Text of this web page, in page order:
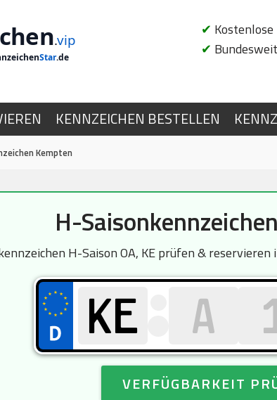
.vip
Star.de
✔
✔
KENNZEICHEN BESTELLEN
Kempten
H-
H-Saison OA, KE prüfen &
VERFÜGBARKEIT